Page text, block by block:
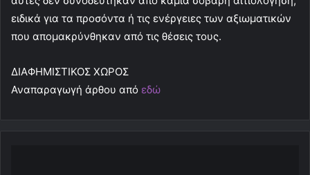
ειδικά για τα προσόντα ή τις ενέργειες των αξιωματικών
που απομακρύνθηκαν από τις θέσεις τους.
ΔΙΑΦΗΜΙΣΤΙΚΟΣ ΧΩΡΟΣ
Αναπαραγωγή άρθου από εδώ